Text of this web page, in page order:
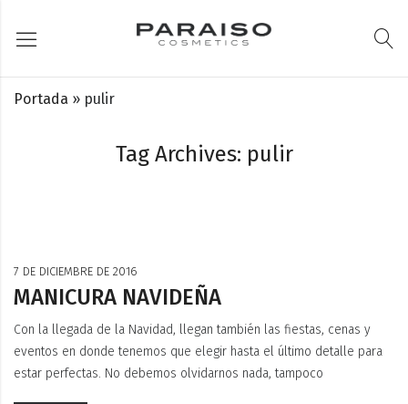
Tag Archives: pulir
Portada » pulir
7 DE DICIEMBRE DE 2016
MANICURA NAVIDEÑA
Con la llegada de la Navidad, llegan también las fiestas, cenas y
eventos en donde tenemos que elegir hasta el último detalle para
estar perfectas. No debemos olvidarnos nada, tampoco